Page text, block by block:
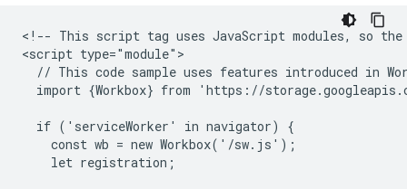
<!-- This script tag uses JavaScript modules, so
<script type="module">
// This code sample uses features introduced in
import {Workbox} from 'https://
  if ('serviceWorker' in navigator) {
    const wb = new Workbox('/sw.js');
    let registration;